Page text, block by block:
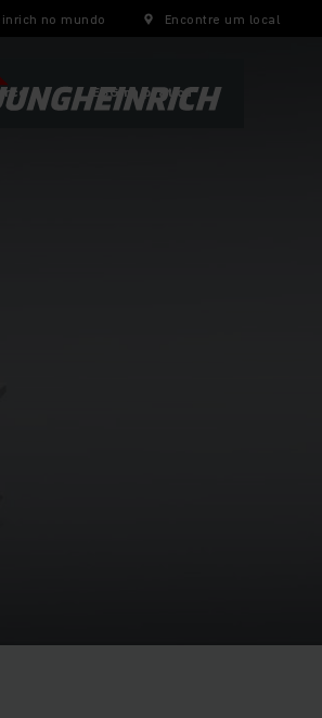
no mundo Encontre um local
ESG na prática